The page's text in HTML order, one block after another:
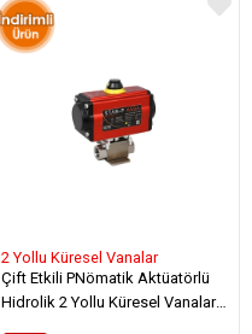
2 Yollu Küresel Vanalar
Çift Etkili PNömatik Aktüatörlü
Hidrolik 2 Yollu Küresel Vanalar